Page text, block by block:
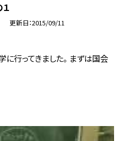
更新日 2015/09/11
に行ってきました。 まずは国会